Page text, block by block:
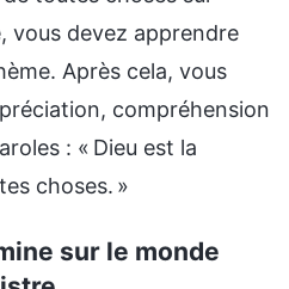
vous devez apprendre
Après cela, vous
compréhension
: « Dieu est la
choses. »
sur le monde